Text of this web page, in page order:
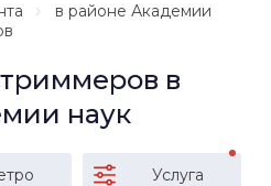
в районе Академии
в
наук
Услуга